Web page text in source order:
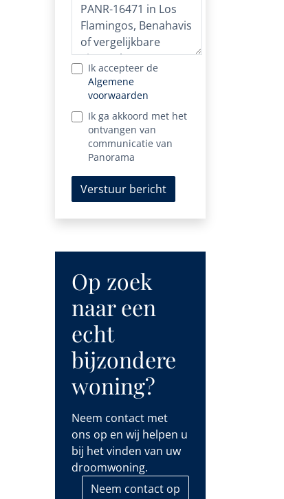
Ik accepteer de
Algemene
voorwaarden
Ik ga akkoord met het
ontvangen van
communicatie van
Panorama
Verstuur bericht
Op zoek
naar een
echt
bijzondere
woning?
Neem contact met
ons op en wij helpen u
bij het vinden van uw
droomwoning.
Neem contact op